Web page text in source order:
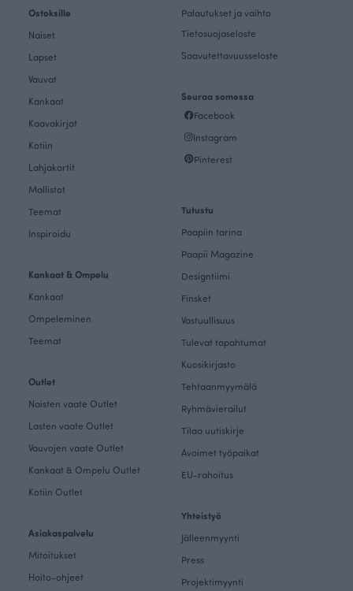
Ostoksille
Naiset
Lapset
Vauvat
Kankaat
Kaavakirjat
Kotiin
Lahjakortit
Mallistot
Teemat
Inspiroidu
Kankaat & Ompelu
Kankaat
Ompeleminen
Teemat
Outlet
Naisten vaate Outlet
Lasten vaate Outlet
Vauvojen vaate Outlet
Kankaat & Ompelu Outlet
Kotiin Outlet
Asiakaspalvelu
Mitoitukset
Hoito-ohjeet
Palautukset ja vaihto
Tietosuojaseloste
Saavutettavuusseloste
Seuraa somessa
Facebook
Instagram
Pinterest
Tutustu
Paapiin tarina
Paapii Magazine
Designtiimi
Finsket
Vastuullisuus
Tulevat tapahtumat
Kuosikirjasto
Tehtaanmyymälä
Ryhmävierailut
Tilaa uutiskirje
Avoimet työpaikat
EU-rahoitus
Yhteistyö
Jälleenmyynti
Press
Projektimyynti